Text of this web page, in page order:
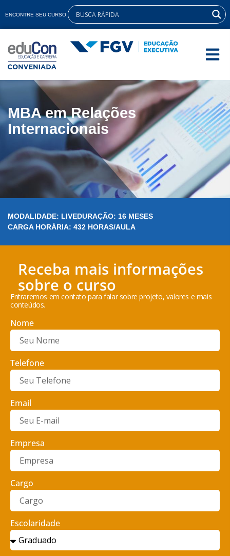
ENCONTRE SEU CURSO:
MBA em Relações
Internacionais
MODALIDADE: LIVEDURAÇÃO: 16 MESES
CARGA HORÁRIA: 432 HORAS/AULA
Receba mais informações
sobre o curso
Entraremos em contato para falar sobre projeto, valores e mais
conteúdos.
Nome
Telefone
Email
Empresa
Cargo
Escolaridade